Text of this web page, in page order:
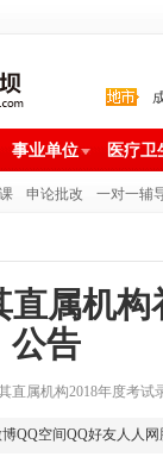
事业单位 医疗卫
申论批改 一对一辅
直属机
公告
直属机构2018年度考
博QQ空间QQ好友人人网